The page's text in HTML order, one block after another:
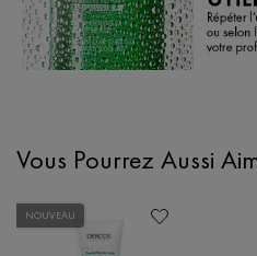
PDP Slot 1 Section
Vous Pourrez Aussi
NOUVEAU